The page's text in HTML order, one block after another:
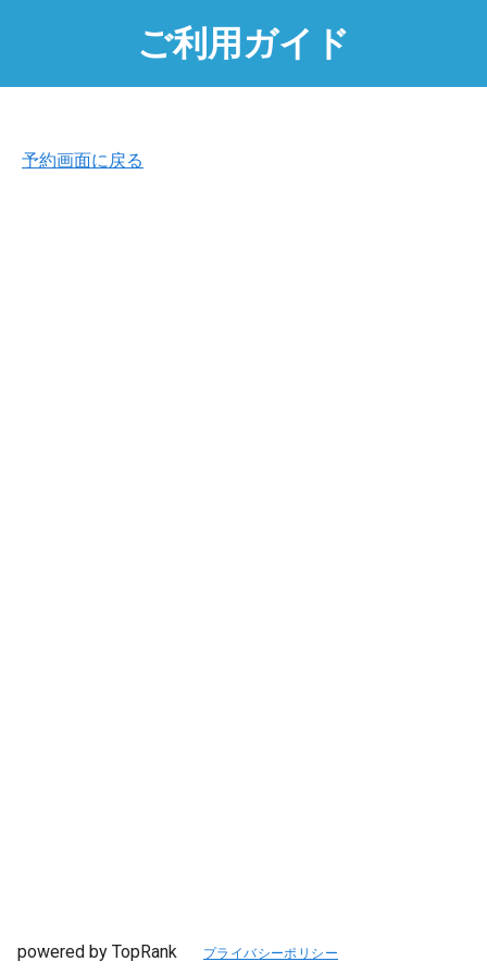
ご利用ガイド
予約画面に戻る
powered by TopRank プライバシーポリシー